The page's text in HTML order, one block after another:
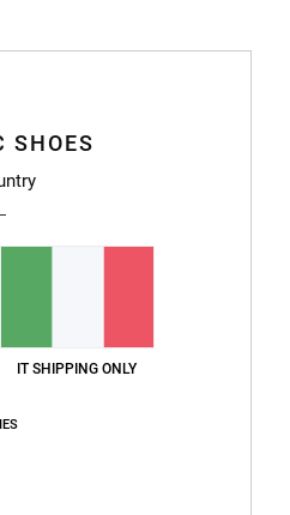
SHOES
IT SHIPPING ONLY